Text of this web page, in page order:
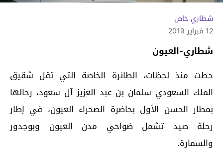
شطاري خاص
12 فبراير 2019
شطاري-العيون
حطت منذ لحظات، الطائرة الخاصة التي تقل شقيق
الملك السعودي سلمان بن عبد العزيز آل سعود، رحالها
بمطار الحسن الأول بحاضرة الصحراء العيون، في إطار
رحلة صيد تشمل ضواحي مدن العيون وبوجدور
والسمارة.